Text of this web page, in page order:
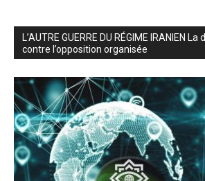
L’AUTRE GUERRE DU RÉGIME IRANIEN
contre l’opposition organisée